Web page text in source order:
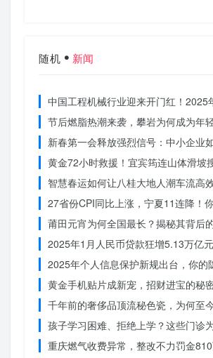
随机 新闻
中国工程机械行业迎来开门红！
节后燃脂热潮来袭，攀岩为何成为年
新春第一会释放强烈信号：中小企业
黄金72小时救援！宜宾筠连山体滑坡
智慧春运如何让八桂大地人潮车流高
27省份CPI同比上涨，宁夏11连降！
莆田元宵为何全国最长？揭秘其背后
2025年1月人民币贷款狂增5.13万亿
2025年个人信息保护新规出台，你的
黄金手机贴片成新宠，招财进宝的秘
千年前的奢侈品顶流秘色瓷，为何至
孩子学习困难、拒绝上学？这些门诊
重庆燃气收费异常，整改不力罚金